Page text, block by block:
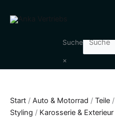
Inhalt
Suche
×
Start / Auto & Motorrad / Teile /
Styling / Karosserie & Exterieur
Zierleisten
B8
Limo,